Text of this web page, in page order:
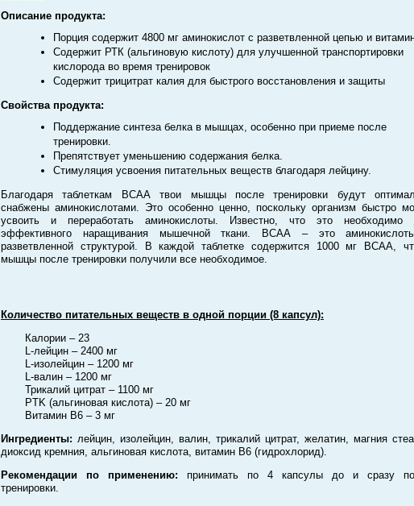
Описание продукта:
Порция содержит 4800 мг аминокислот с разветвленной цепью и
Содержит РТК (альгиновую кислоту) для улучшенной транспортировки
кислорода во время тренировок
Содержит трицитрат калия для быстрого восстановления и защиты
Свойства продукта:
Поддержание синтеза белка в мышцах, особенно при приеме после
тренировки.
Препятствует уменьшению содержания белка.
Стимуляция усвоения питательных веществ благодаря лейцину.
Благодаря таблеткам ВСАА твои мышцы после тренировки будут
снабжены аминокислотами. Это особенно ценно, поскольку организм быстро
усвоить и переработать аминокислоты. Известно, что это необходимо
эффективного наращивания мышечной ткани. ВСАА – это
разветвленной структурой. В каждой таблетке содержится 1000 мг ВСАА,
мышцы после тренировки получили все необходимое.
Количество питательных веществ в одной порции (8 капсул):
Калории – 23
L-лейцин – 2400 мг
L-изолейцин – 1200 мг
L-валин – 1200 мг
Трикалий цитрат – 1100 мг
PTK (альгиновая кислота) – 20 мг
Витамин В6 – 3 мг
Ингредиенты: лейцин, изолейцин, валин, трикалий цитрат, желатин, магния
диоксид кремния, альгиновая кислота, витамин В6 (гидрохлорид).
Рекомендации по применению: принимать по 4 капсулы до и сразу
тренировки.